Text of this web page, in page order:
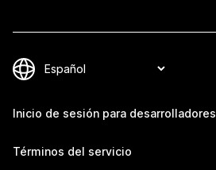
Inicio de sesión para desarrolladores
Términos del servicio